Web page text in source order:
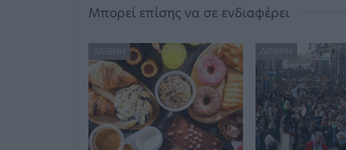
Μπορεί επίσης να σε ενδιαφέρει
ΔΙΕΘΝΉ ΔΙΕΘΝΉ